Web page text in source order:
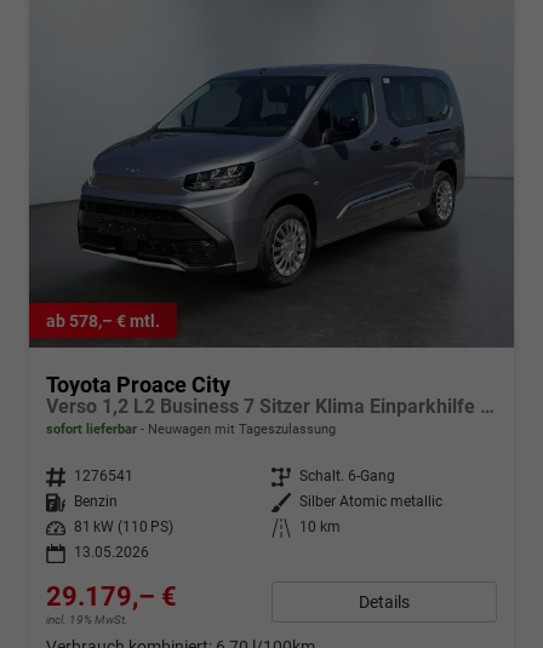
ab 578,– € mtl.
Toyota Proace City
Verso 1,2 L2 Business 7 Sitzer Klima Einparkhilfe Apple Tempomat DAB 10 Zoll Display Regensensor
sofort lieferbar Neuwagen mit Tageszulassung
Fahrzeugnr. 1276541 Getriebe Schalt. 6-Gang
Kraftstoff
Benzin Außenfarbe Silber Atomic metallic
Leistung
81 kW (110 PS) Kilometerstand
10 km
13.05.2026
29.179,– €
incl. 19% MwSt.
Details